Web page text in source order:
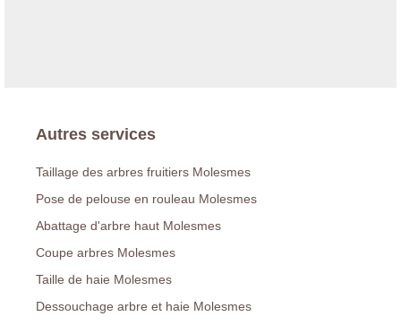
Autres services
Taillage des arbres fruitiers Molesmes
Pose de pelouse en rouleau Molesmes
Abattage d'arbre haut Molesmes
Coupe arbres Molesmes
Taille de haie Molesmes
Dessouchage arbre et haie Molesmes